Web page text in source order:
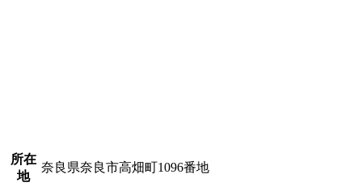
所在
地
奈良県奈良市高畑町1096番地